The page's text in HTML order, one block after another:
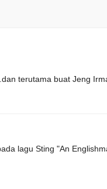
terutama buat Jeng
lagu Sting "An